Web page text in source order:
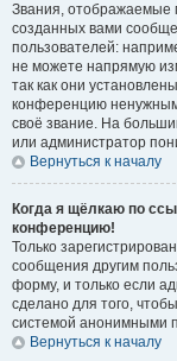
Звания, отображаемые
созданных вами
пользователей:
не можете напрямую
так как они
конференцию
своё звание. На
или администратор
Вернуться к началу
Когда я щёлкаю по
конференцию!
Только
сообщения другим
форму, и только если
сделано для того,
системой анонимными
Вернуться к началу